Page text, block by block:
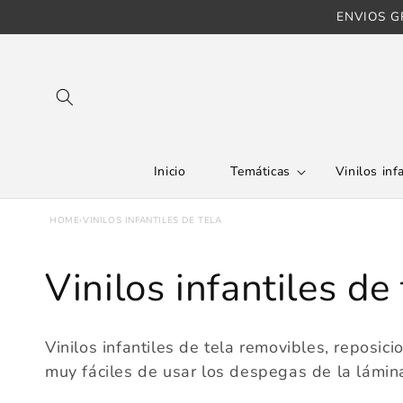
ENVIOS
Inicio Temáticas Vinilos
HOME›VINILOS INFANTILES DE TELA
C
o
l
Vinilos infantiles de
Vinilos infantiles de tela removibles,
muy fáciles de usar los despegas de la